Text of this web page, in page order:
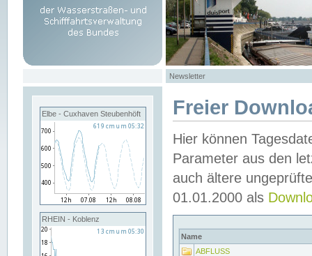
Newsletter
Elbe - Cuxhaven Steubenhöft
RHEIN - Koblenz
Freier
Hier können
Parameter aus den
auch ältere
01.01.2000 als
Name
ABFLUSS